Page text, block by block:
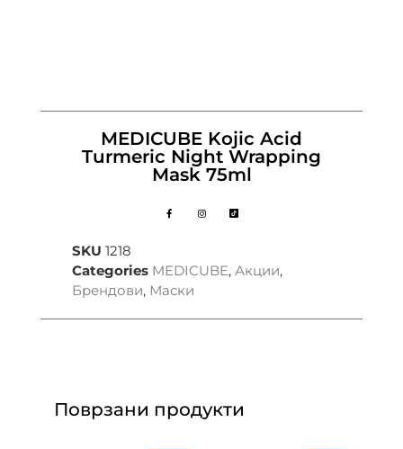
MEDICUBE Kojic Acid
Turmeric Night Wrapping
Mask 75ml
SKU 1218
Categories MEDICUBE, Акции,
Брендови, Маски
Поврзани продукти